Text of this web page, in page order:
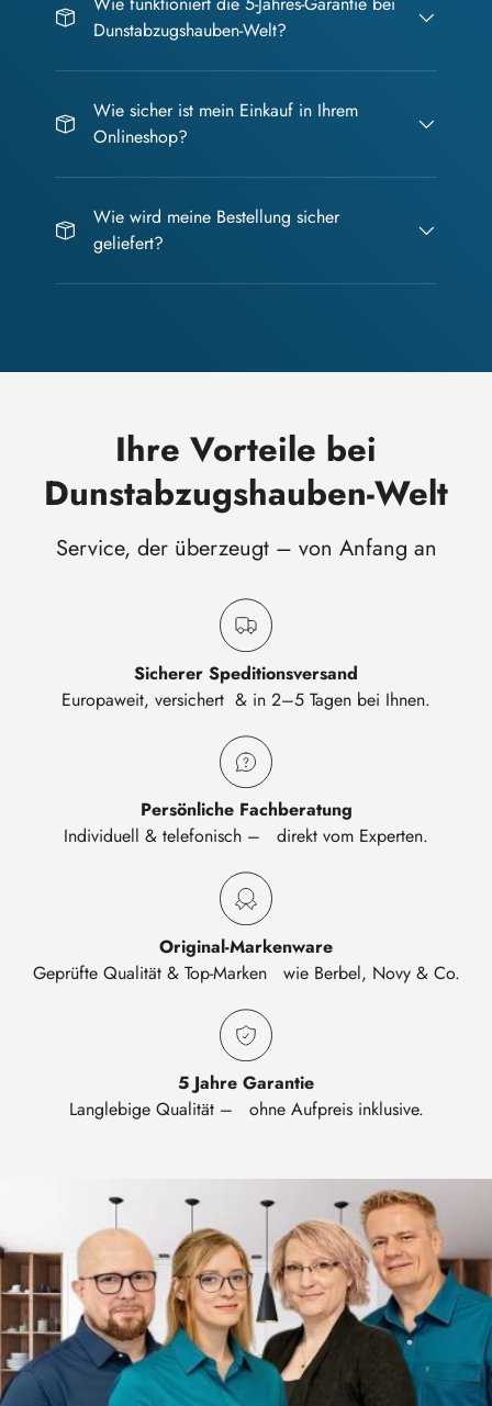
Dunstabzugshauben-Welt?
Wie sicher ist mein Einkauf in Ihrem
Onlineshop?
Wie wird meine Bestellung sicher
geliefert?
Ihre Vorteile bei
Dunstabzugshauben-Welt
Service, der überzeugt – von Anfang an
Sicherer Speditionsversand
Europaweit, versichert & in 2–5 Tagen bei Ihnen.
Persönliche Fachberatung
Individuell & telefonisch – direkt vom Experten.
Original-Markenware
Geprüfte Qualität & Top-Marken wie Berbel, Novy & Co.
5 Jahre Garantie
Langlebige Qualität – ohne Aufpreis inklusive.